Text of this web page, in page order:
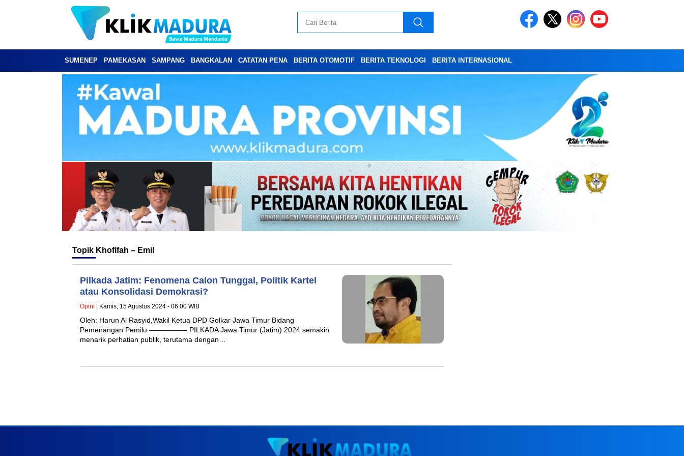
SUMENEP PAMEKASAN SAMPANG BANGKALAN CATATAN PENA BERITA OTOMOTIF BERITA TEKNOLOGI BERITA INTERNASIONAL
Topik Khofifah – Emil
Pilkada Jatim: Fenomena Calon Tunggal, Politik Kartel
atau Konsolidasi Demokrasi?
Opini | Kamis, 15 Agustus 2024 - 06:00 WIB
Oleh: Harun Al Rasyid,Wakil Ketua DPD Golkar Jawa Timur Bidang
Pemenangan Pemilu —————- PILKADA Jawa Timur (Jatim) 2024 semakin
menarik perhatian publik, terutama dengan…